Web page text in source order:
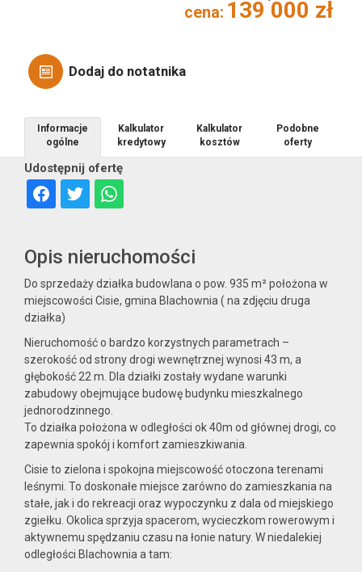
Zakres
Kontakt
cena: 139 000 zł
Dodaj do notatnika
Udostępnij ofertę
Informacje
ogólne
Kalkulator
kredytowy
Kalkulator
kosztów
Podobne
oferty
Opis nieruchomości
Do sprzedaży działka budowlana o pow. 935 m² położona w
miejscowości Cisie, gmina Blachownia ( na zdjęciu druga
działka)
Nieruchomość o bardzo korzystnych parametrach –
szerokość od strony drogi wewnętrznej wynosi 43 m, a
głębokość 22 m. Dla działki zostały wydane warunki
zabudowy obejmujące budowę budynku mieszkalnego
jednorodzinnego.
To działka położona w odległości ok 40m od głównej drogi, co
zapewnia spokój i komfort zamieszkiwania.
Cisie to zielona i spokojna miejscowość otoczona terenami
leśnymi. To doskonałe miejsce zarówno do zamieszkania na
stałe, jak i do rekreacji oraz wypoczynku z dala od miejskiego
zgiełku. Okolica sprzyja spacerom, wycieczkom rowerowym i
aktywnemu spędzaniu czasu na łonie natury. W niedalekiej
odległości Blachownia a tam: